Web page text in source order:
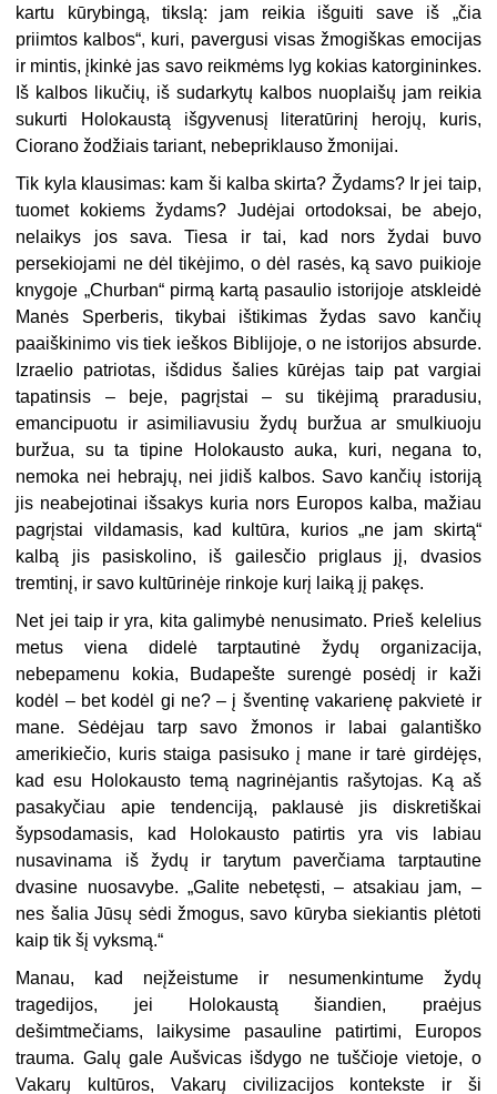
kartu kūry­bingą, tikslą: jam reikia išguiti save iš „čia
priimtos kalbos“, kuri, pavergusi visas žmogiškas emocijas
ir mintis, įkinkė jas savo reikmėms lyg kokias katorginin­kes.
Iš kalbos likučių, iš sudarkytų kalbos nuoplaišų jam reikia
sukurti Holo­kaustą išgyvenusį literatūrinį herojų, kuris,
Ciorano žodžiais tariant, nebepri­klauso žmonijai.
Tik kyla klausimas: kam ši kalba skirta? Žydams? Ir jei taip,
tuomet kokiems žydams? Judėjai ortodoksai, be abejo,
nelaikys jos sava. Tiesa ir tai, kad nors žydai buvo
persekiojami ne dėl tikėjimo, o dėl rasės, ką savo puikioje
knygoje „Churban“ pirmą kartą pasaulio istorijoje atskleidė
Manės Sperberis, tikybai ištikimas žydas savo kančių
paaiškinimo vis tiek ieškos Biblijoje, o ne istorijos absurde.
Izraelio patriotas, išdidus šalies kūrėjas taip pat vargiai
tapatinsis – beje, pagrįstai – su tikėjimą praradusiu,
emancipuotu ir asimiliavusiu žydų buržua ar smulkiuoju
buržua, su ta tipine Holokausto auka, kuri, negana to,
nemoka nei hebrajų, nei jidiš kalbos. Savo kančių istoriją
jis neabejotinai išsakys kuria nors Europos kalba, mažiau
pagrįstai vildamasis, kad kultūra, kurios „ne jam skirtą“
kalbą jis pasiskolino, iš gailesčio priglaus jį, dvasios
tremtinį, ir savo kultūrinėje rinkoje kurį laiką jį pakęs.
Net jei taip ir yra, kita galimybė nenusimato. Prieš kelelius
metus viena didelė tarptautinė žydų organizacija,
nebepamenu kokia, Budapešte surengė posėdį ir kaži
kodėl – bet kodėl gi ne? – į šventinę vakarienę pakvietė ir
mane. Sėdėjau tarp savo žmonos ir labai galantiško
amerikiečio, kuris staiga pasisuko į mane ir tarė girdėjęs,
kad esu Holokausto temą nagrinėjantis rašytojas. Ką aš
pasakyčiau apie tendenciją, paklausė jis diskretiškai
šypsodamasis, kad Holo­kausto patirtis yra vis labiau
nusavinama iš žydų ir tarytum paverčiama tarp­tautine
dvasine nuosavybe. „Galite nebetęsti, – atsakiau jam, –
nes šalia Jūsų sėdi žmogus, savo kūryba siekiantis plėtoti
kaip tik šį vyksmą.“
Manau, kad neįžeistume ir nesumenkintume žydų
tragedijos, jei Holokaustą šiandien, praėjus
dešimtmečiams, laikysime pasauline patirtimi, Europos
trau­ma. Galų gale Aušvicas išdygo ne tuščioje vietoje, o
Vakarų kultūros, Vakarų civi­lizacijos kontekste ir ši